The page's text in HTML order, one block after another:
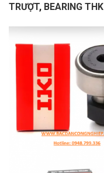
TRƯỢT, BEARING THK